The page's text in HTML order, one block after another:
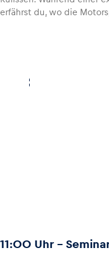
Business
erfährst du, wo die
11:00 Uhr -